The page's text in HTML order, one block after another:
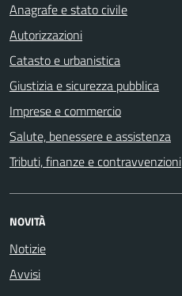
Anagrafe e stato civile
Autorizzazioni
Catasto e urbanistica
Giustizia e sicurezza pubblica
Imprese e commercio
Salute, benessere e assistenza
Tributi, finanze e contravvenzioni
NOVITÀ
Notizie
Avvisi